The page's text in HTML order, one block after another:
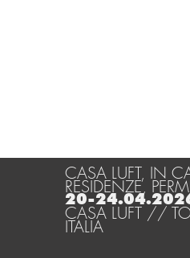
CASA LUFT, IN
RESIDENZE,
20-
CASA LUFT //
ITALIA